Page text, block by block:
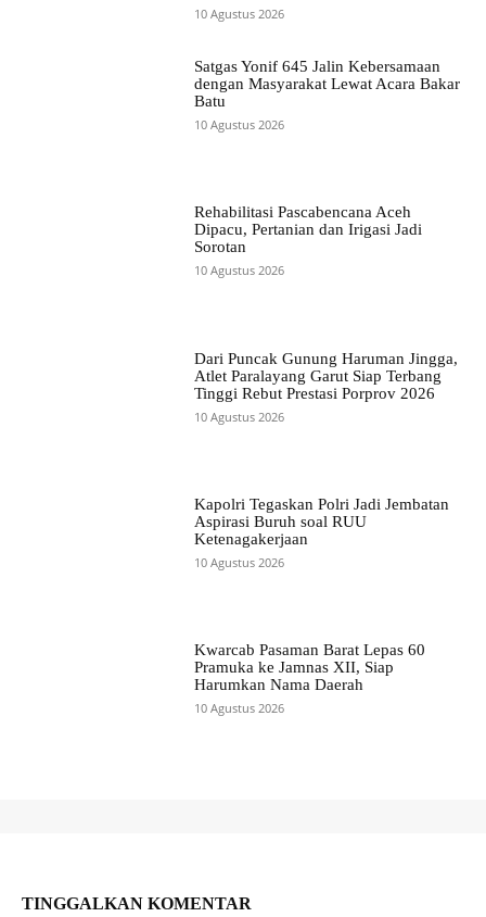
10 Agustus 2026
Satgas Yonif 645 Jalin Kebersamaan
dengan Masyarakat Lewat Acara Bakar
Batu
10 Agustus 2026
Rehabilitasi Pascabencana Aceh
Dipacu, Pertanian dan Irigasi Jadi
Sorotan
10 Agustus 2026
Dari Puncak Gunung Haruman Jingga,
Atlet Paralayang Garut Siap Terbang
Tinggi Rebut Prestasi Porprov 2026
10 Agustus 2026
Kapolri Tegaskan Polri Jadi Jembatan
Aspirasi Buruh soal RUU
Ketenagakerjaan
10 Agustus 2026
Kwarcab Pasaman Barat Lepas 60
Pramuka ke Jamnas XII, Siap
Harumkan Nama Daerah
10 Agustus 2026
TINGGALKAN KOMENTAR